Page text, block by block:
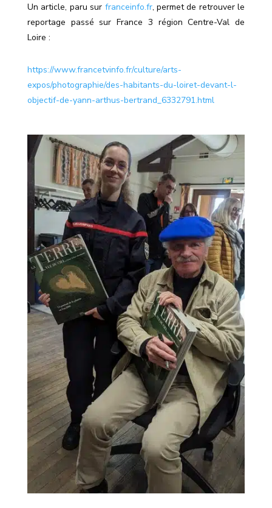
Un article, paru sur franceinfo.fr, permet de retrouver le
reportage passé sur France 3 région Centre-Val de
Loire :
https://www.francetvinfo.fr/culture/arts-
expos/photographie/des-habitants-du-loiret-devant-l-
objectif-de-yann-arthus-bertrand_6332791.html